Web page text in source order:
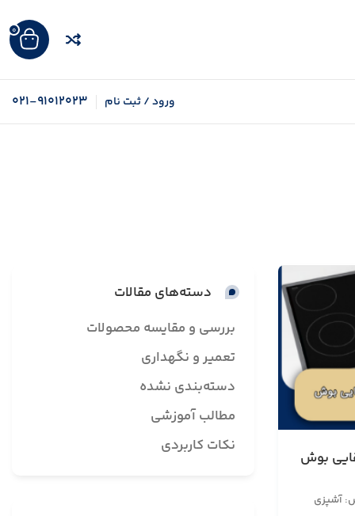
0
ورود / ثبت نام 021-91012023
بوش
آشپزی
دسته‌های مقالات
بررسی و مقایسه محصولات
تعمیر و نگهداری
دسته‌بندی نشده
مطالب آموزشی
نکات کاربردی